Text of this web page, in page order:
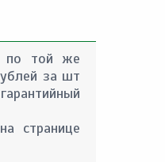
по той же
за шт
странице